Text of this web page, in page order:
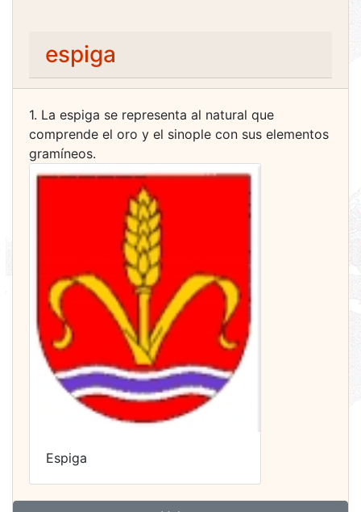
espiga
1. La espiga se representa al natural que
comprende el oro y el sinople con sus elementos
gramíneos.
Espiga